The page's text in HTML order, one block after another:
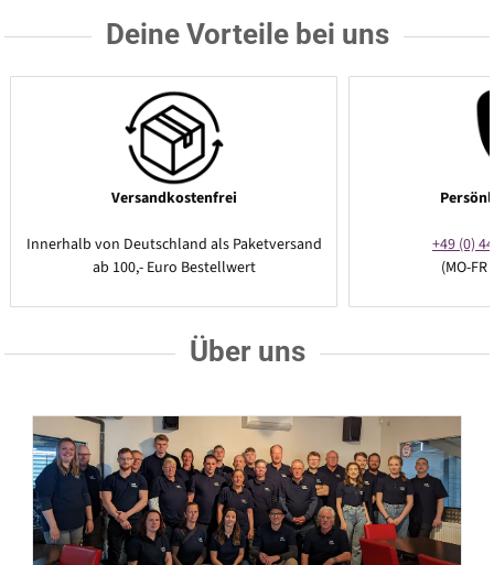
Deine Vorteile bei uns
Versandkostenfrei
Innerhalb von Deutschland als Paketversand
ab 100,- Euro Bestellwert
+49 (0)
(MO-
Über uns